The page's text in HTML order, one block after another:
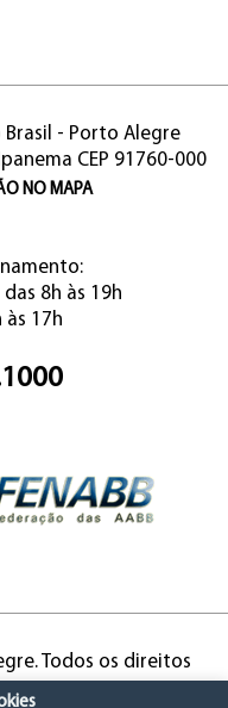
- Porto Alegre
CEP 91760-000
NO MAPA
8h às 19h
às 17h
Todos os direitos